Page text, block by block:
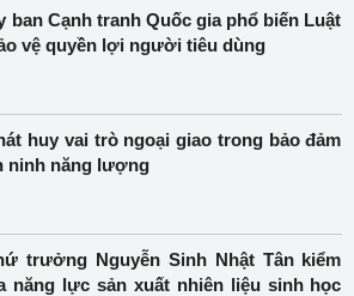
ban Cạnh tranh Quốc gia phổ biến Luật
vệ quyền lợi người tiêu dùng
huy vai trò ngoại giao trong bảo đảm
ninh năng lượng
trưởng Nguyễn Sinh Nhật Tân kiểm
năng lực sản xuất nhiên liệu sinh học